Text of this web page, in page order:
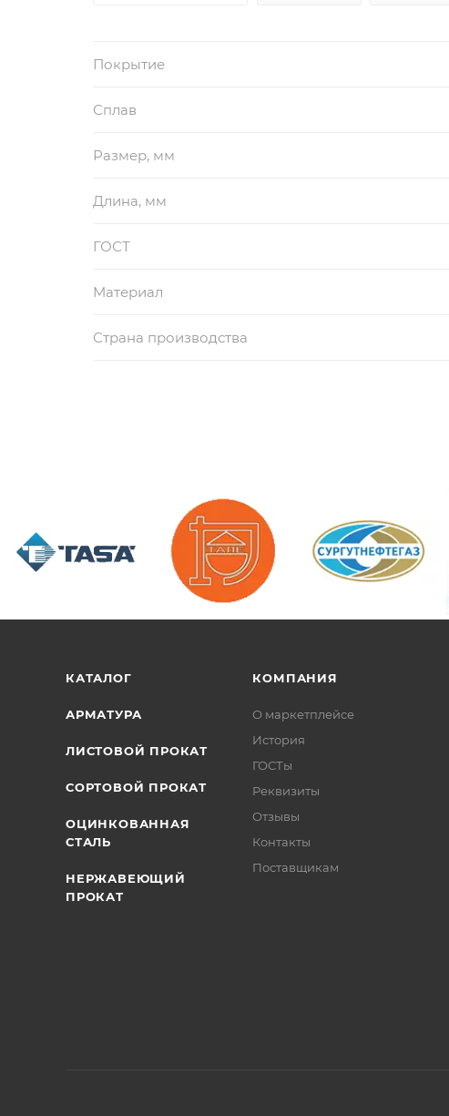
Покрытие
Сплав
Размер, мм
Длина, мм
ГОСТ
Материал
Страна производства
КАТАЛОГ
АРМАТУРА
ЛИСТОВОЙ ПРОКАТ
СОРТОВОЙ ПРОКАТ
ОЦИНКОВАННАЯ
СТАЛЬ
НЕРЖАВЕЮЩИЙ
ПРОКАТ
КОМПАНИЯ
О маркетплейсе
История
ГОСТы
Реквизиты
Отзывы
Контакты
Поставщикам